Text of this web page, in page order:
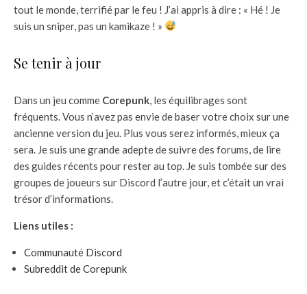
tout le monde, terrifié par le feu ! J’ai appris à dire : « Hé ! Je
suis un sniper, pas un kamikaze ! »
Se tenir à jour
Dans un jeu comme Corepunk, les équilibrages sont
fréquents. Vous n’avez pas envie de baser votre choix sur une
ancienne version du jeu. Plus vous serez informés, mieux ça
sera. Je suis une grande adepte de suivre des forums, de lire
des guides récents pour rester au top. Je suis tombée sur des
groupes de joueurs sur Discord l’autre jour, et c’était un vrai
trésor d’informations.
Liens utiles :
Communauté Discord
Subreddit de Corepunk